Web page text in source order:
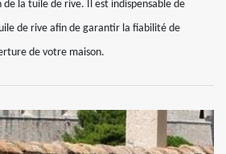
la tuile de rive. Il est indispensable de
de rive afin de garantir la fiabilité de
de votre maison.